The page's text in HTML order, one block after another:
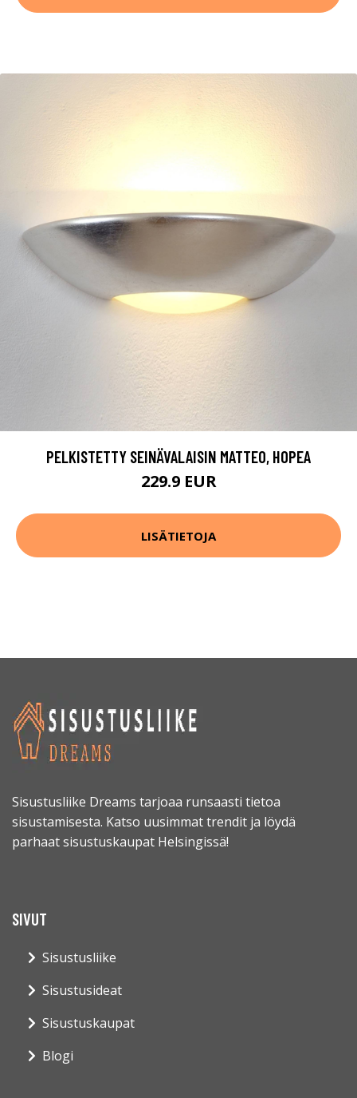
PELKISTETTY SEINÄVALAISIN MATTEO, HOPEA
229.9 EUR
LISÄTIETOJA
Sisustusliike Dreams tarjoaa runsaasti tietoa
sisustamisesta. Katso uusimmat trendit ja löydä
parhaat sisustuskaupat Helsingissä!
SIVUT
Sisustusliike
Sisustusideat
Sisustuskaupat
Blogi